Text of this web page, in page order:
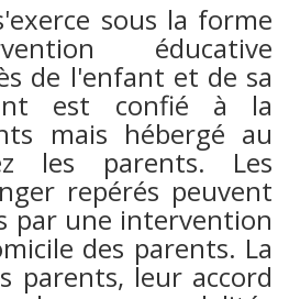
sous la forme
éducative
de l'enfant et de sa
est confié à la
mais hébergé au
les parents. Les
repérés peuvent
par une intervention
des parents. La
parents, leur accord